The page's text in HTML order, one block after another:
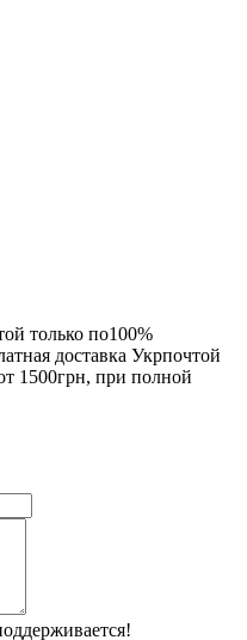
только по100%
доставка Укрпочтой
1500грн, при полной